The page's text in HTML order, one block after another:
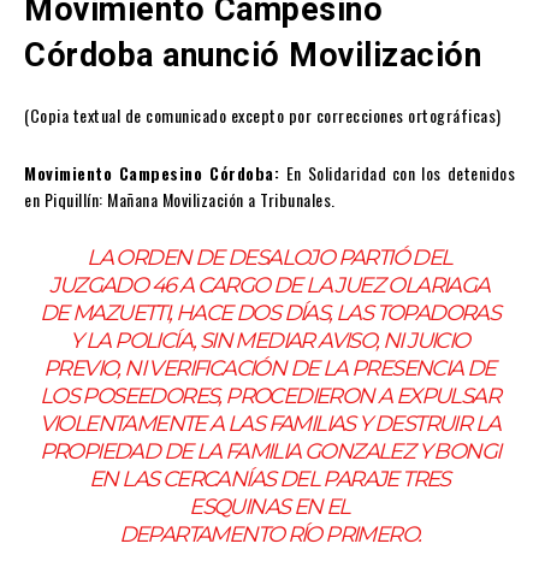
Movimiento Campesino
Córdoba anunció Movilización
(Copia textual de comunicado excepto por correcciones ortográficas)
Movimiento Campesino Córdoba: En Solidaridad con los detenidos
en Piquillín: Mañana Movilización a Tribunales.
LA ORDEN DE DESALOJO PARTIÓ DEL
JUZGADO 46 A CARGO DE LA JUEZ OLARIAGA
DE MAZUETTI, HACE DOS DÍAS, LAS TOPADORAS
Y LA POLICÍA, SIN MEDIAR AVISO, NI JUICIO
PREVIO, NI VERIFICACIÓN DE LA PRESENCIA DE
LOS POSEEDORES, PROCEDIERON A EXPULSAR
VIOLENTAMENTE A LAS FAMILIAS Y DESTRUIR LA
PROPIEDAD DE LA FAMILIA GONZALEZ Y BONGI
EN LAS CERCANÍAS DEL PARAJE TRES
ESQUINAS EN EL
DEPARTAMENTO RÍO PRIMERO.